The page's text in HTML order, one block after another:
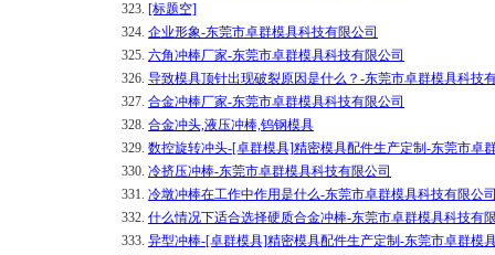
323. [标题空]
324. 企业形象-东莞市卓群模具科技有限公司
325. 六角冲棒厂家-东莞市卓群模具科技有限公司
326. 导致模具顶针出现破裂原因是什么？-东莞市卓群模具科技
327. 合金冲棒厂家-东莞市卓群模具科技有限公司
328. 合金冲头,液压冲棒,钨钢模具
329. 数控旋转冲头-[卓群模具]精密模具配件生产定制-东莞市卓
330. 冷挤压冲棒-东莞市卓群模具科技有限公司
331. 冷墩冲棒在工作中作用是什么-东莞市卓群模具科技有限公
332. 什么情况下适合选择硬质合金冲棒-东莞市卓群模具科技有
333. 异型冲棒-[卓群模具]精密模具配件生产定制-东莞市卓群模